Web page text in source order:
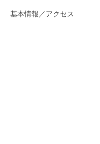
基本情報／アクセス